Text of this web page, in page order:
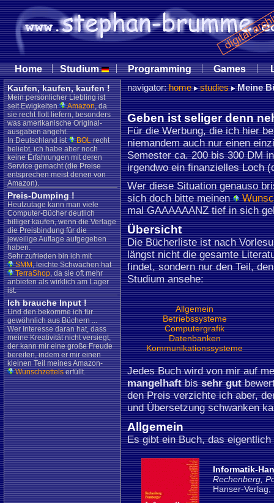
Home | Studium | Programming | Games |
Kaufen, kaufen, kaufen !
Mein persönlicher Liebling ist
seit Ewigkeiten
Amazon, da
sie recht flott liefern, besonders
was amerikanische Original-
ausgaben angeht.
In Deutschland ist
BOLrecht
beliebt, ich habe aber noch
keine Erfahrungen mit deren
Service gemacht (die Preise
entsprechen meist denen von
Amazon).
Preis-Dumping !
Heutzutage kann man viele
Computer-Bücher deutlich
billiger kaufen, wenn die Verlage
die Preisbindung für die
jeweilige Auflage aufgegeben
haben.
Sehr zufrieden bin ich mit
SMM, leichte Schwächen hat
TerraShop, da sie oft mehr
anbieten als wirklich am Lager
ist.
Ich brauche Input !
Und den bekomme ich für
gewöhnlich aus Büchern ...
Wer Interesse daran hat, dass
meine Kreativität nicht versiegt,
der kann mir eine große Freude
bereiten, indem er mir einen
kleinen Teil meines Amazon-
Wunschzettelserfüllt.
navigator:home studies Meine
Geben ist seliger denn
Für die Werbung, die ich hier
niemandem auch nur einen
Semester ca. 200 bis 300 DM
irgendwo ein finanzielles Loch
Wer diese Situation genauso
sich doch bitte meinen
mal GAAAAAANZ tief in sich
Übersicht
Die Bücherliste ist nach
längst nicht die gesamte
findet, sondern nur den Teil,
Studium ansehe:
Allgemein
Betriebssysteme
Computergrafik
Datenbanken
Kommunikationssysteme
Jedes Buch wird von mir auf
mangelhaftbissehr gut
den Preis verzichte ich aber,
und Übersetzung schwanken
Allgemein
Es gibt ein Buch, das
Informatik-
Rechenberg,
Hanser-